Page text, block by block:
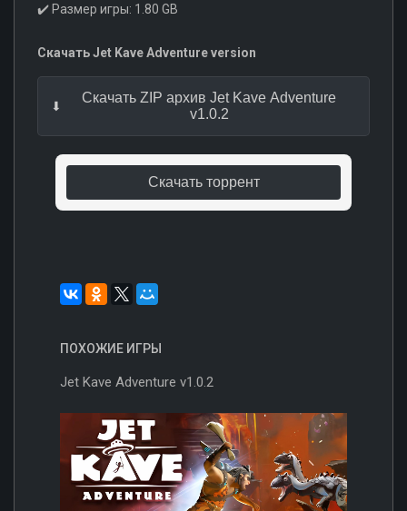
✔️ Размер игры: 1.80 GB
Скачать Jet Kave Adventure version
Скачать ZIP архив Jet Kave Adventure
v1.0.2
Скачать торрент
ПОХОЖИЕ ИГРЫ
Jet Kave Adventure v1.0.2